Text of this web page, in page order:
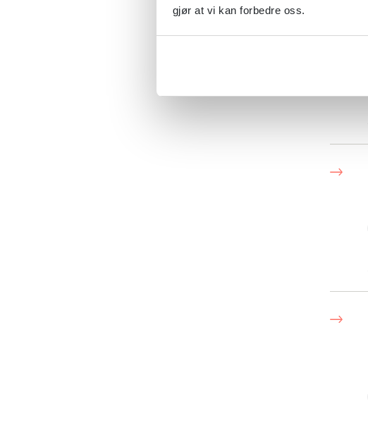
gjør at vi kan forbedre oss.